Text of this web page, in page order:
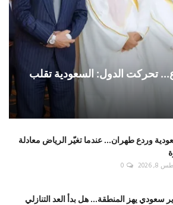
تحركت الدول: السعودية تقلب
وردع طهران... عندما تغيّر الرياض معادلة
2026
0
سعودي يهز المنطقة... هل بدأ العد التنازلي